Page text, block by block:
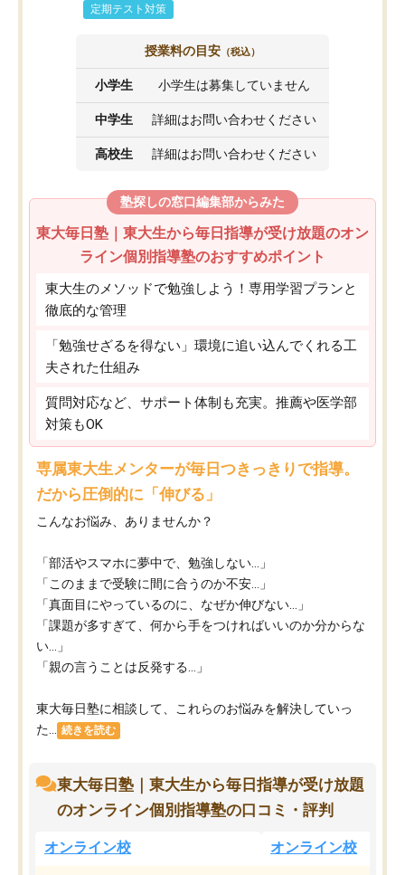
定期テスト対策
授業料の目安 （税込）
小学生 小学生は募集していません
中学生 詳細はお問い合わせください
高校生 詳細はお問い合わせください
塾探しの窓口編集部からみた
東大毎日塾｜東大生から毎日指導が受け放題のオン
ライン個別指導塾のおすすめポイント
東大生のメソッドで勉強しよう！専用学習プランと
徹底的な管理
「勉強せざるを得ない」環境に追い込んでくれる工
夫された仕組み
質問対応など、サポート体制も充実。推薦や医学部
対策もOK
専属東大生メンターが毎日つきっきりで指導。
だから圧倒的に「伸びる」
こんなお悩み、ありませんか？
「部活やスマホに夢中で、勉強しない…」
「このままで受験に間に合うのか不安…」
「真面目にやっているのに、なぜか伸びない…」
「課題が多すぎて、何から手をつければいいのか分からな
い…」
「親の言うことは反発する…」
東大毎日塾に相談して、これらのお悩みを解決していっ
た...
続きを読む
東大毎日塾｜東大生から毎日指導が受け放題
のオンライン個別指導塾の口コミ・評判
オンライン校 オンライン校